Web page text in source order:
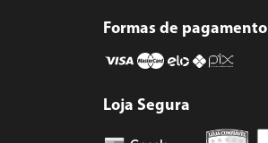
Formas de pagamento
Loja Segura